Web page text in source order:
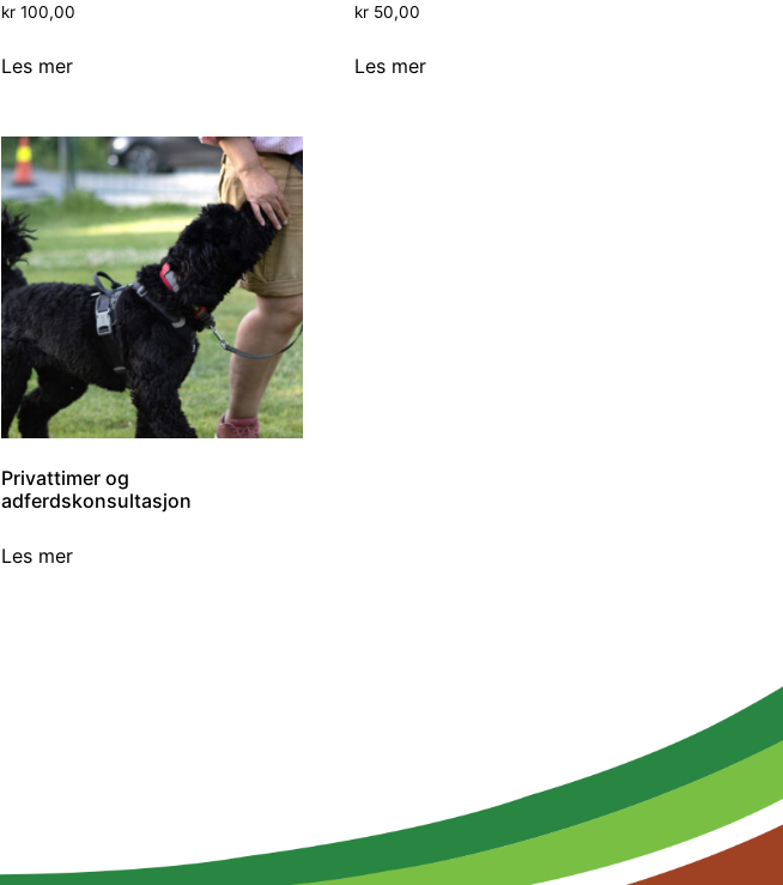
kr 100,00
Les mer
kr 50,00
Les mer
Privattimer og
adferdskonsultasjon
Les mer